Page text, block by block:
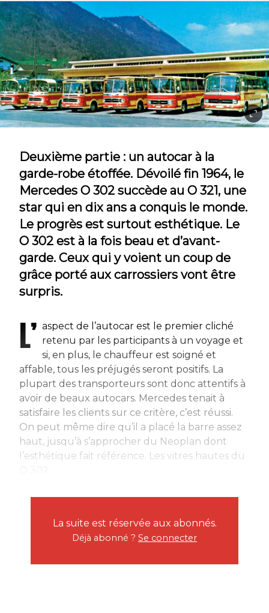
Deuxième partie : un autocar à la
garde-robe étoffée. Dévoilé fin 1964, le
Mercedes O 302 succède au O 321, une
star qui en dix ans a conquis le monde.
Le progrès est surtout esthétique. Le
O 302 est à la fois beau et d’avant-
garde. Ceux qui y voient un coup de
grâce porté aux carrossiers vont être
surpris.
L’ aspect de l’autocar est le premier cliché
retenu par les participants à un voyage et
si, en plus, le chauffeur est soigné et
affable, tous les préjugés seront positifs. La
plupart des transporteurs sont donc attentifs à
avoir de beaux autocars. Mercedes tenait à
satisfaire les clients sur ce critère, c’est réussi.
On peut même dire qu’il a placé la barre assez
haut, jusqu’à s’approcher du Neoplan dont
l’esthétique fait référence. Les vitres hautes du
La suite est réservée aux abonnés.
Déjà abonné ? Se connecter